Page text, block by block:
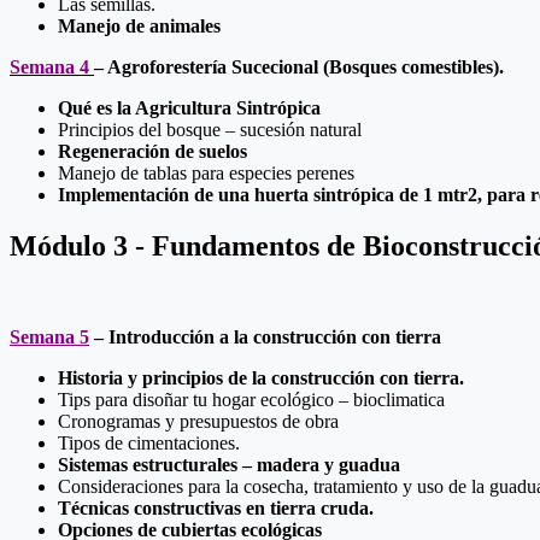
Manejo de animales
Semana 4 –Agroforestería Sucecional (Bosques comestibles).
Qué es la Agricultura Sintrópica
Principios del bosque – sucesión natural
Regeneración de suelos
Manejo de tablas para especies perenes
Implementación de una huerta sintrópica de 1 mtr2, para
Módulo 3 - Fundamentos de
Semana 5– Introducción a la construcción con tierra
Historia y principios de la construcción con tierra.
Tips para disoñar tu hogar ecológico – bioclimatica
Cronogramas y presupuestos de obra
Tipos de cimentaciones.
Sistemas estructurales – madera y guadua
Consideraciones para la cosecha, tratamiento y uso de la
Técnicas constructivas en tierra cruda.
Opciones de cubiertas ecológicas